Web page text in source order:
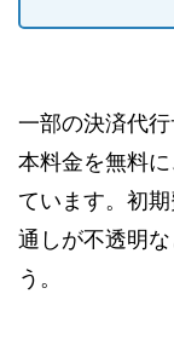
一部の決済代
本料金を無料
ています。初
通しが不透明
う。